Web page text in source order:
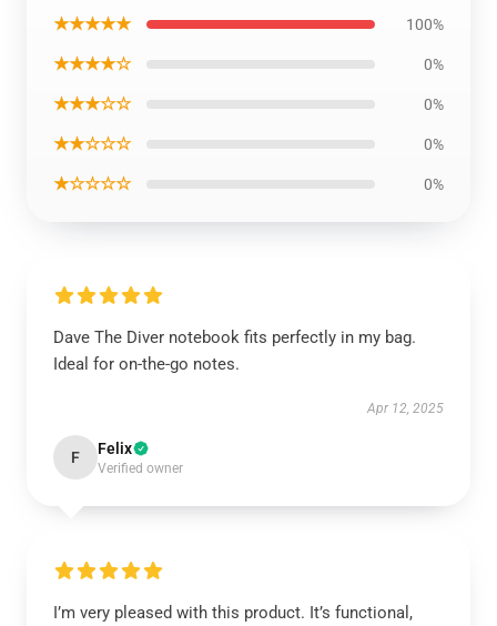
★★★★★ 100%
★★★★☆ 0%
★★★☆☆ 0%
★★☆☆☆ 0%
★☆☆☆☆ 0%
Dave The Diver notebook fits perfectly in my bag.
Ideal for on-the-go notes.
Apr 12, 2025
F Felix
Verified owner
I’m very pleased with this product. It’s functional,